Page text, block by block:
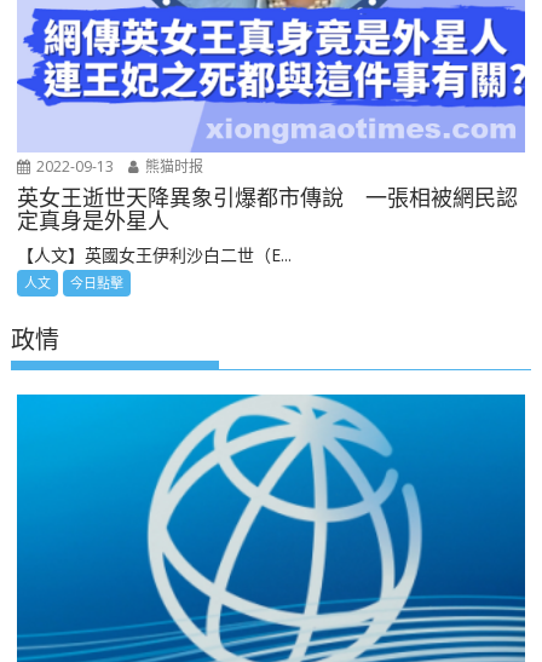
2022-09-13 熊猫时报
英女王逝世天降異象引爆都市傳說 一張相被網民認
定真身是外星人
【人文】英國女王伊利沙白二世（E...
人文 今日點擊
政情